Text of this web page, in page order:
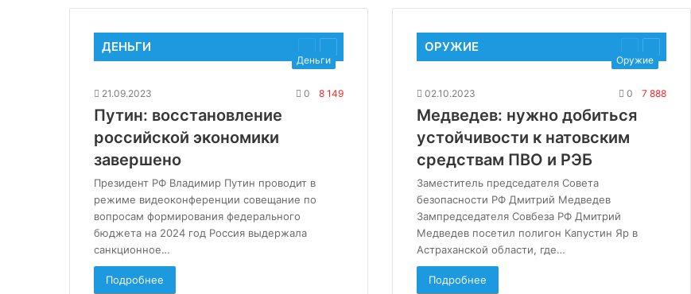
ДЕНЬГИ
страницастраница
Деньги
21.09.2023 0 8 149
Путин: восстановление
российской экономики
завершено
Президент РФ Владимир Путин проводит в
режиме видеоконференции совещание по
вопросам формирования федерального
бюджета на 2024 год Россия выдержала
санкционное…
Подробнее
ОРУЖИЕ
страницастраница
Оружие
02.10.2023 0 7 888
Медведев: нужно добиться
устойчивости к натовским
средствам ПВО и РЭБ
Заместитель председателя Совета
безопасности РФ Дмитрий Медведев
Зампредседателя Совбеза РФ Дмитрий
Медведев посетил полигон Капустин Яр в
Астраханской области, где…
Подробнее